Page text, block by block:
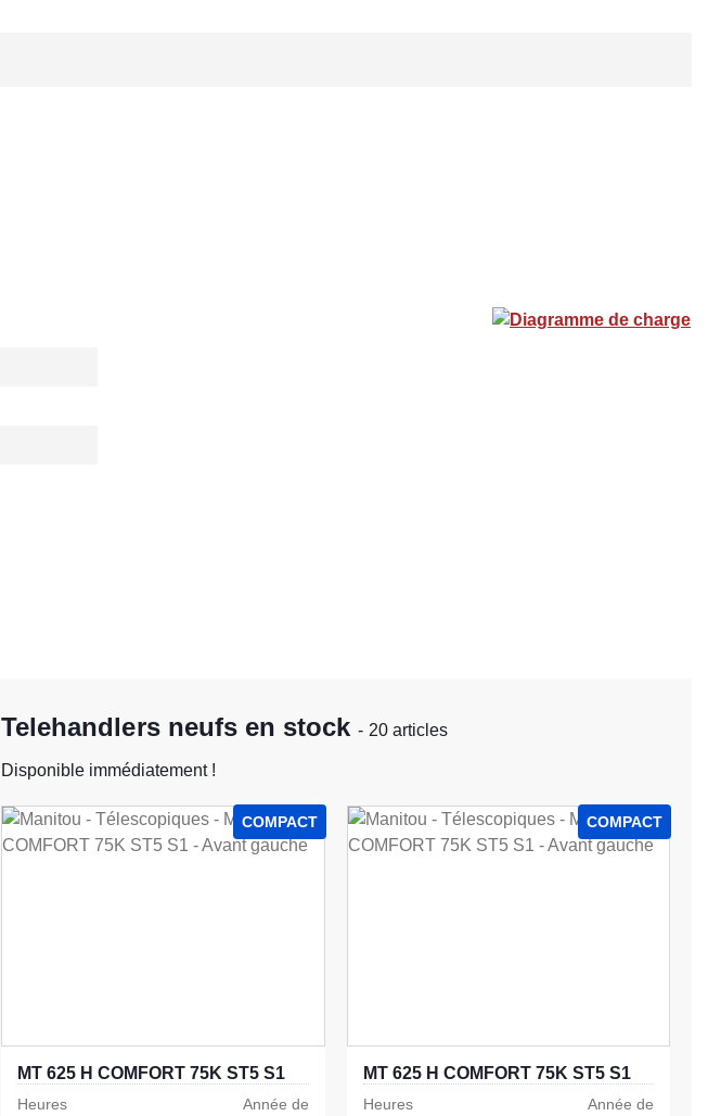
Diagramme de charge
Telehandlers neufs en stock- 20 articles
Disponible immédiatement !
COMPACT
MT 625 H COMFORT 75K ST5 S1
Heures
Année de
COMPACT
MT 625 H COMFORT 75K ST5 S1
Heures
Année de